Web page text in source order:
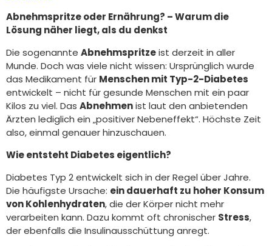
Abnehmspritze oder Ernährung? – Warum die
Lösung näher liegt, als du denkst
Die sogenannte Abnehmspritzeist derzeit in aller
Munde. Doch was viele nicht wissen: Ursprünglich wurde
das Medikament für Menschen mit Typ-2-Diabetes
entwickelt – nicht für gesunde Menschen mit ein paar
Kilos zu viel. Das Abnehmenist laut den anbietenden
Ärzten lediglich ein „positiver Nebeneffekt“. Höchste Zeit
also, einmal genauer hinzuschauen.
Wie entsteht Diabetes eigentlich?
Diabetes Typ 2 entwickelt sich in der Regel über Jahre.
Die häufigste Ursache: ein dauerhaft zu hoher Konsum
von Kohlenhydraten, die der Körper nicht mehr
verarbeiten kann. Dazu kommt oft chronischer Stress,
der ebenfalls die Insulinausschüttung anregt.